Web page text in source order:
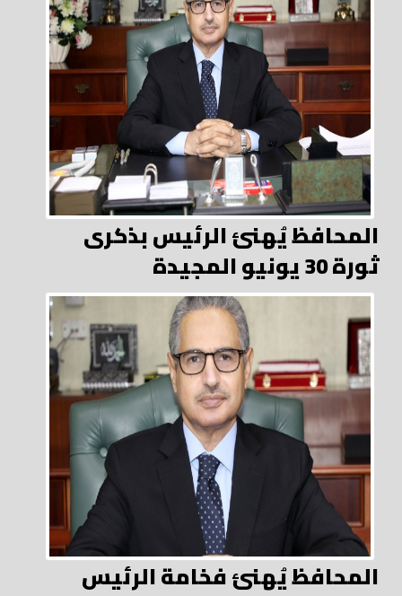
المحافظ يُهنئ الرئيس بذكرى
ثورة 30 يونيو المجيدة
المحافظ يُهنئ فخامة الرئيس